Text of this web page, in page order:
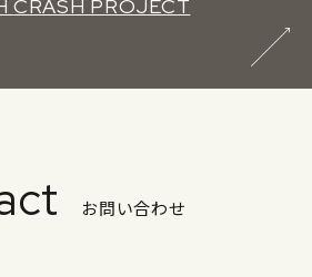
CRASH PROJECT
お問い合わせ